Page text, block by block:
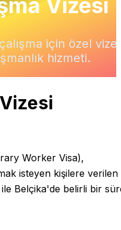
Vizesi
için özel vize
hizmeti.
Worker Visa),
isteyen kişilere verilen
Belçika'de belirli bir